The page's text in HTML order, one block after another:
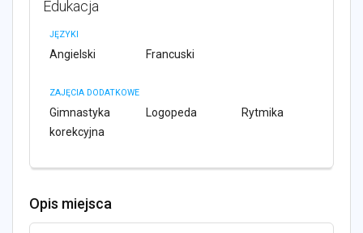
Edukacja
JĘZYKI
Angielski Francuski
ZAJĘCIA DODATKOWE
Gimnastyka
korekcyjna
Logopeda Rytmika
Opis miejsca